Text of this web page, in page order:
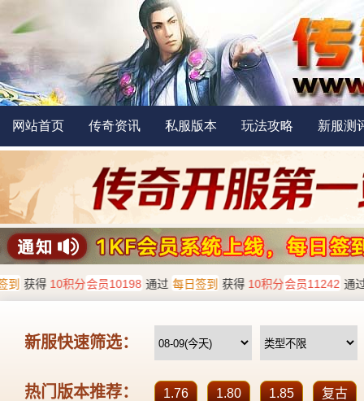
网站首页 传奇资讯 私服版本 玩法攻略 新服测